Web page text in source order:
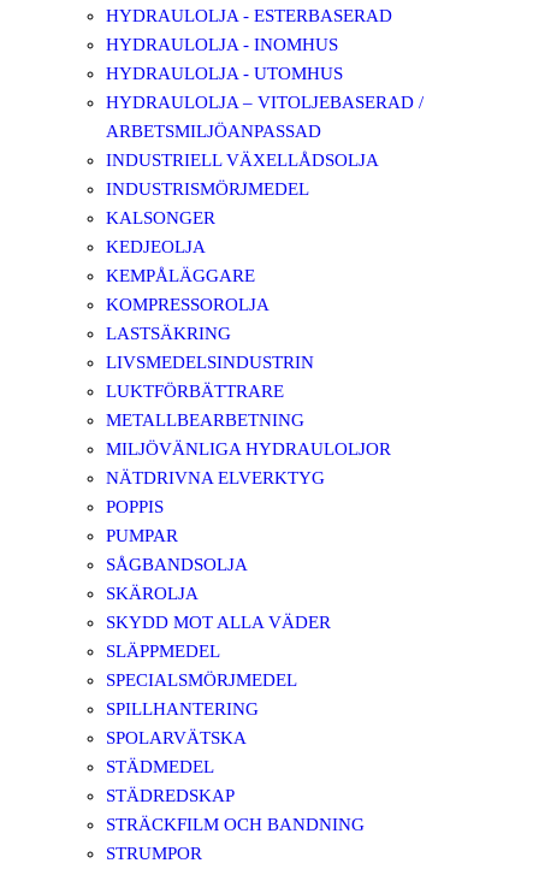
HYDRAULOLJA - ESTERBASERAD
HYDRAULOLJA - INOMHUS
HYDRAULOLJA - UTOMHUS
HYDRAULOLJA – VITOLJEBASERAD /
ARBETSMILJÖANPASSAD
INDUSTRIELL VÄXELLÅDSOLJA
INDUSTRISMÖRJMEDEL
KALSONGER
KEDJEOLJA
KEMPÅLÄGGARE
KOMPRESSOROLJA
LASTSÄKRING
LIVSMEDELSINDUSTRIN
LUKTFÖRBÄTTRARE
METALLBEARBETNING
MILJÖVÄNLIGA HYDRAULOLJOR
NÄTDRIVNA ELVERKTYG
POPPIS
PUMPAR
SÅGBANDSOLJA
SKÄROLJA
SKYDD MOT ALLA VÄDER
SLÄPPMEDEL
SPECIALSMÖRJMEDEL
SPILLHANTERING
SPOLARVÄTSKA
STÄDMEDEL
STÄDREDSKAP
STRÄCKFILM OCH BANDNING
STRUMPOR